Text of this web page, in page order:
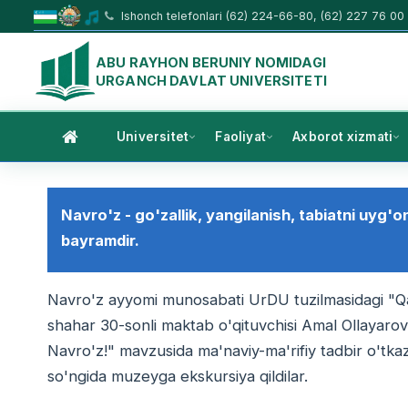
Ishonch telefonlari (62) 224-66-80, (62) 227 76 00
ABU RAYHON BERUNIY NOMIDAGI
URGANCH DAVLAT UNIVERSITETI
Universitet Faoliyat Axborot xizmati
Navro'z - go'zallik, yangilanish, tabiatni
bayramdir.
Navro'z ayyomi munosabati UrDU tuzilmasidagi
shahar 30-sonli maktab o'qituvchisi Amal
Navro'z!" mavzusida ma'naviy-ma'rifiy tadbir
so'ngida muzeyga ekskursiya qildilar.